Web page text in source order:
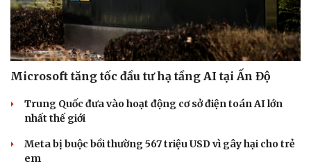
Microsoft tăng tốc đầu tư hạ tầng AI tại Ấn Độ
Trung Quốc đưa vào hoạt động cơ sở điện toán AI lớn
nhất thế giới
Meta bị buộc bồi thường 567 triệu USD vì gây hại cho trẻ
em